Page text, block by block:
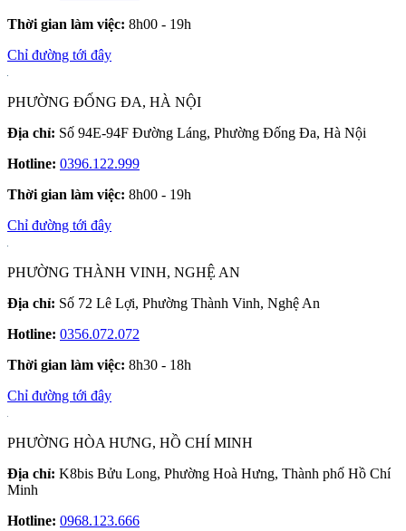
Thời gian làm việc: 8h00 - 19h
Chỉ đường tới đây
PHƯỜNG ĐỐNG ĐA, HÀ NỘI
Địa chỉ: Số 94E-94F Đường Láng, Phường Đống Đa, Hà Nội
Hotline: 0396.122.999
Thời gian làm việc: 8h00 - 19h
Chỉ đường tới đây
PHƯỜNG THÀNH VINH, NGHỆ AN
Địa chỉ: Số 72 Lê Lợi, Phường Thành Vinh, Nghệ An
Hotline: 0356.072.072
Thời gian làm việc: 8h30 - 18h
Chỉ đường tới đây
PHƯỜNG HÒA HƯNG, HỒ CHÍ MINH
Địa chỉ: K8bis Bửu Long, Phường Hoà Hưng, Thành phố Hồ Chí
Minh
Hotline: 0968.123.666